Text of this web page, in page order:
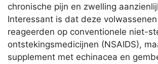
chronische pijn en zwelling
Interessant is dat deze
reageerden op conventionele niet-
ontstekingsmedicijnen (NSAIDS),
supplement met echinacea en